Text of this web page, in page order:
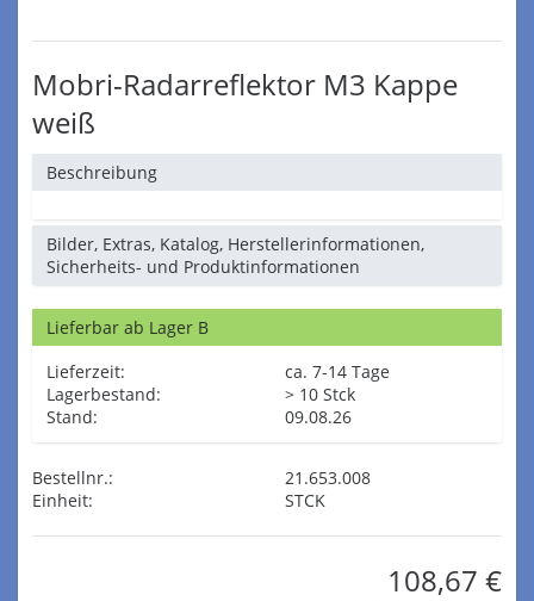
Mobri-Radarreflektor M3 Kappe
weiß
Beschreibung
Bilder, Extras, Katalog, Herstellerinformationen,
Sicherheits- und Produktinformationen
Lieferbar ab Lager B
Lieferzeit:
ca. 7-14 Tage
Lagerbestand:
> 10 Stck
Stand:
09.08.26
Bestellnr.:
21.653.008
Einheit:
STCK
108,67 €